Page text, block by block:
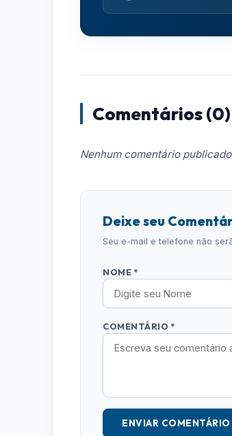
Comentários (0)
Nenhum comentário
Deixe seu
Seu e-mail e telefone não
NOME *
COMENTÁRIO *
ENVIAR COMENTÁRIO